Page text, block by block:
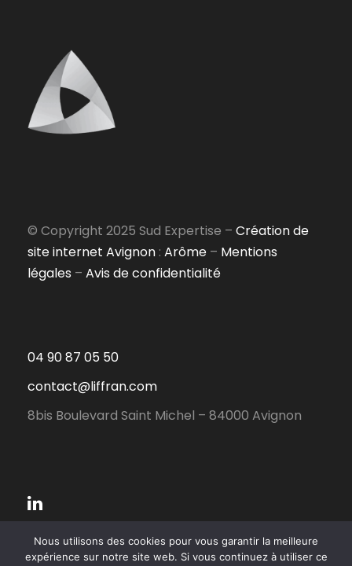
© Copyright 2025 Sud Expertise – Création de
site internet Avignon : Arôme – Mentions
légales – Avis de confidentialité
04 90 87 05 50
contact@liffran.com
8bis Boulevard Saint Michel – 84000 Avignon
Nous utilisons des cookies pour vous garantir la meilleure
expérience sur notre site web. Si vous continuez à utiliser ce